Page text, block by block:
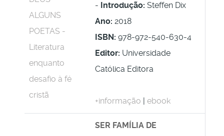
- Introdução: Steffen Dix
Ano: 2018
ISBN: 978-972-540-630-4
Editor: Universidade
Católica Editora
+informação | ebook
SER FAMÍLIA DE